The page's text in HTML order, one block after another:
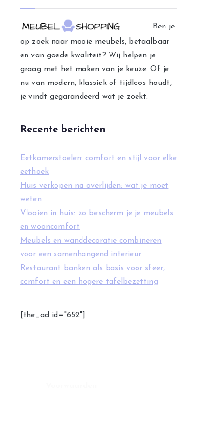
o
r
i
e
ë
n
Ben je
op zoek naar mooie meubels, betaalbaar
en van goede kwaliteit? Wij helpen je
graag met het maken van je keuze. Of je
nu van modern, klassiek of tijdloos houdt,
je vindt gegarandeerd wat je zoekt.
Recente berichten
Eetkamerstoelen: comfort en stijl voor elke
eethoek
Huis verkopen na overlijden: wat je moet
weten
Vlooien in huis: zo bescherm je je meubels
en wooncomfort
Meubels en wanddecoratie combineren
voor een samenhangend interieur
Restaurant banken als basis voor sfeer,
comfort en een hogere tafelbezetting
[the_ad id="652"]